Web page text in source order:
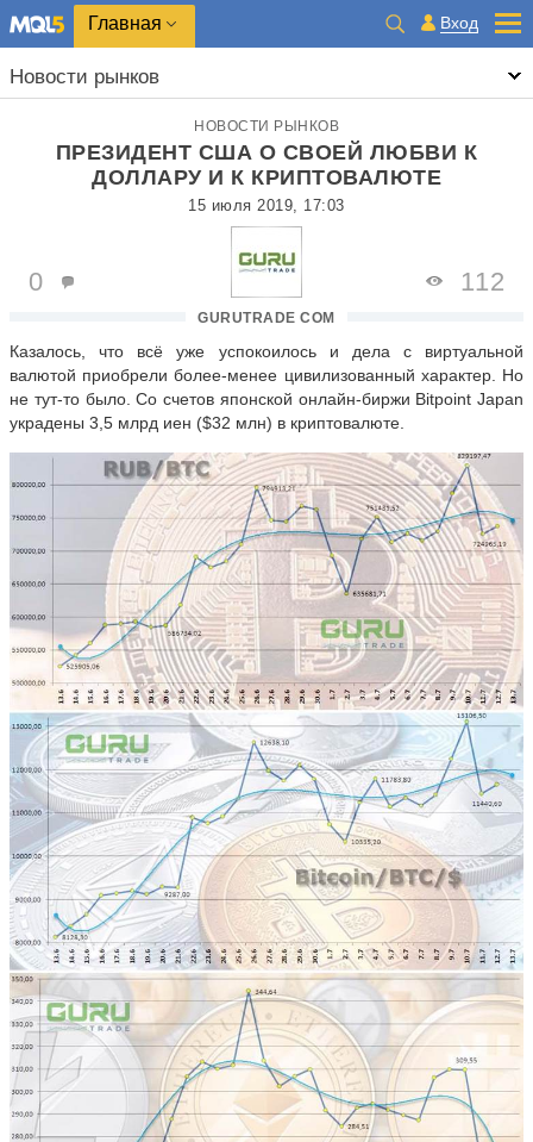
Главная Вход
Новости рынков
НОВОСТИ РЫНКОВ
ПРЕЗИДЕНТ США О СВОЕЙ ЛЮБВИ К
ДОЛЛАРУ И К КРИПТОВАЛЮТЕ
15 июля 2019, 17:03
GURUTRADE COM
0 112
Казалось, что всё уже успокоилось и дела с виртуальной
валютой приобрели более-менее цивилизованный характер. Но
не тут-то было. Со счетов японской онлайн-биржи Bitpoint Japan
украдены 3,5 млрд иен ($32 млн) в криптовалюте.